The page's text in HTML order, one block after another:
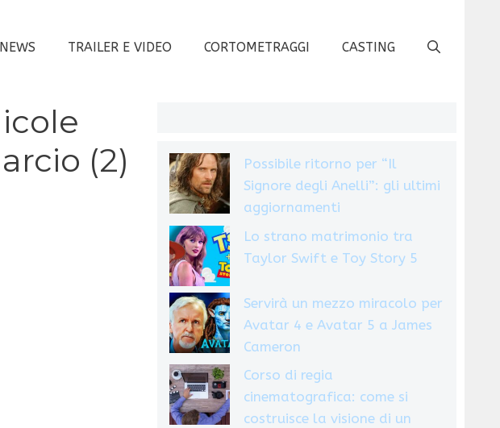
TRAILER E VIDEO CORTOMETRAGGI CASTING
(2)
Possibile ritorno per “Il
Signore degli Anelli”: gli ultimi
aggiornamenti
Lo strano matrimonio tra
Taylor Swift e Toy Story 5
Servirà un mezzo miracolo per
Avatar 4 e Avatar 5 a James
Cameron
Corso di regia
cinematografica: come si
costruisce la visione di un